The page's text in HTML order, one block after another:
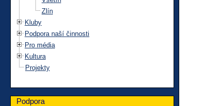
Zlín
Kluby
Podpora naší činnosti
Pro média
Kultura
Projekty
Podpora